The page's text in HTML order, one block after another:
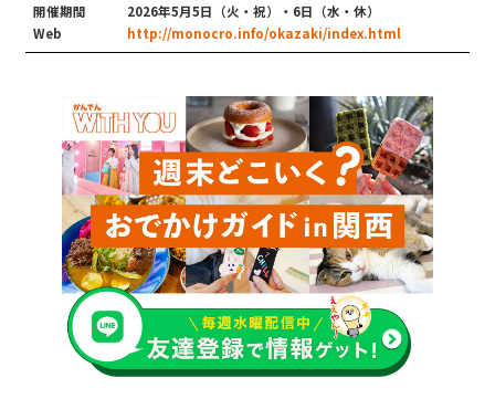
開催期間
2026年5月5日（火・祝）・6日（水・休）
Web
http://monocro.info/okazaki/index.html